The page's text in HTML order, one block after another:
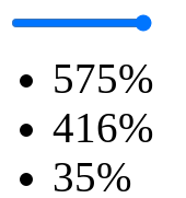
575%
416%
35%